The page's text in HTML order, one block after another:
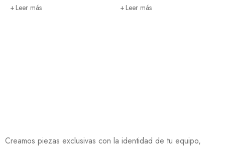
Leer más Leer más
Creamos piezas exclusivas con la identidad de tu equipo,